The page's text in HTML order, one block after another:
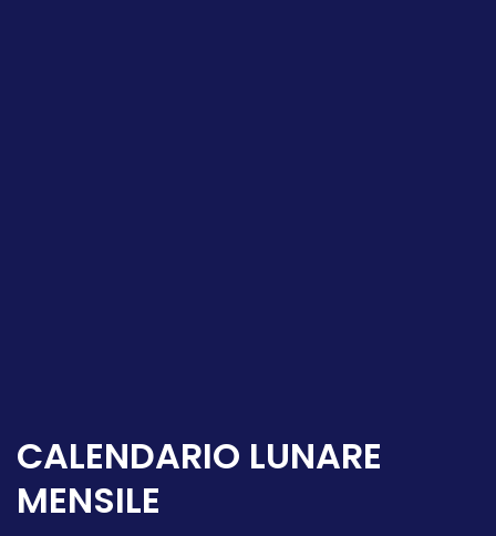
CALENDARIO LUNARE
MENSILE